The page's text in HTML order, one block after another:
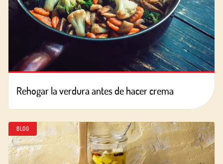
Rehogar la verdura antes de hacer crema
BLOG